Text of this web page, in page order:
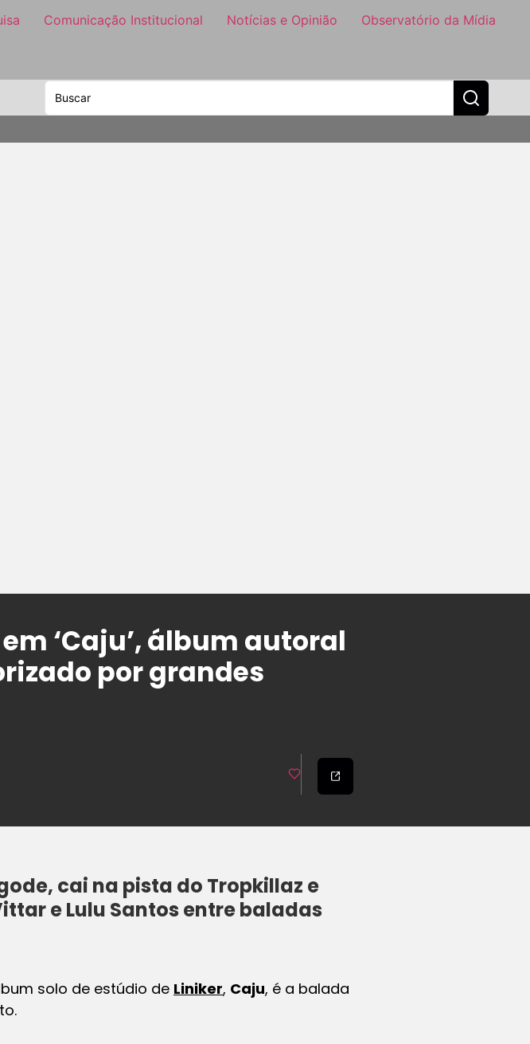
Comunicação Institucional Notícias e Opinião Observatório da Mídia
‘Caju’, álbum autoral
por grandes
cai na pista do Tropkillaz e
e Lulu Santos entre baladas
solo de estúdio de Liniker, Caju, é a balada